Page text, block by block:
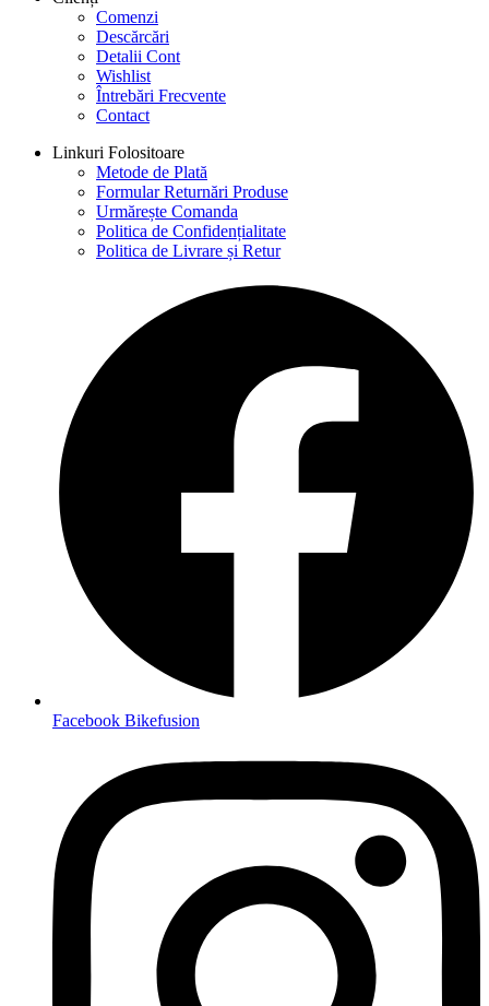
Comenzi
Descărcări
Detalii Cont
Wishlist
Întrebări Frecvente
Contact
Linkuri Folositoare
Metode de Plată
Formular Returnări Produse
Urmărește Comanda
Politica de Confidențialitate
Politica de Livrare și Retur
Facebook Bikefusion